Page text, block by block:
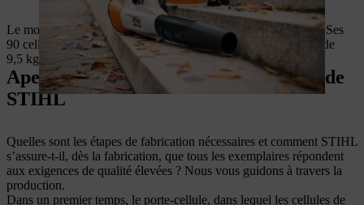
Le modèle STIHL AR 3000 L offre encore plus de puissance. Ses
90 cellules fournissent 1 520 watts-heures pour un poids total de
9,5 kg.
Aperçu de la fabrication des batteries de
STIHL
Quelles sont les étapes de fabrication nécessaires et comment STIHL
s’assure-t-il, dès la fabrication, que tous les exemplaires répondent
aux exigences de qualité élevées ? Nous vous guidons à travers la
production.
Dans un premier temps, le porte-cellule, dans lequel les cellules de